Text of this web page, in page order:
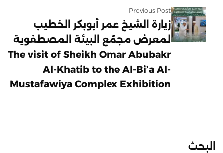
Previous Post
زيارة الشيخ عمر أبوبكر الخطيب
لمعرض مجمّع البيئة المصطفوية
The visit of Sheikh Omar Abubakr
Al-Khatib to the Al-Bi’a Al-
Mustafawiya Complex Exhibition
البحث